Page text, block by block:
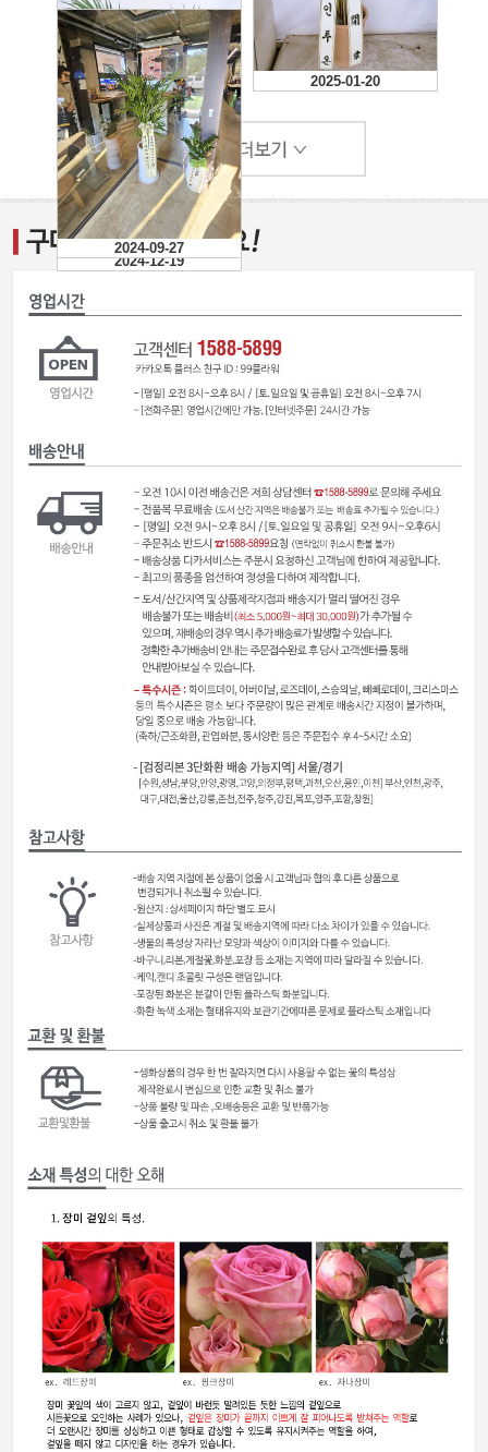
2025-01-20
2024-12-19
2024-09-27